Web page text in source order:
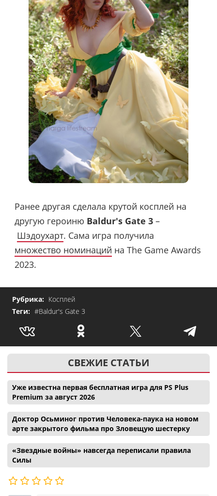
Ранее другая сделала крутой косплей на
другую героиню Baldur's Gate 3 –
Шэдоухарт. Сама игра получила
множество номинаций на The Game Awards
2023.
Рубрика: Косплей
Теги: #Baldur's Gate 3
СВЕЖИЕ СТАТЬИ
Уже известна первая бесплатная игра для PS Plus
Premium за август 2026
Доктор Осьминог против Человека-паука на новом
арте закрытого фильма про Зловещую шестерку
«Звездные войны» навсегда переписали правила
Силы